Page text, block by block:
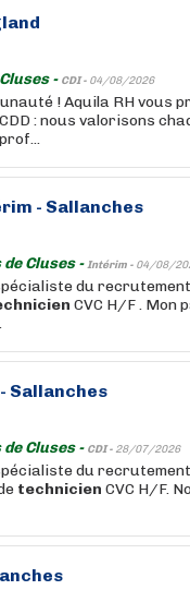
- CDI - 04/08/2026
! Aquila RH vous
: nous valorisons
- Sallanches
Cluses -Intérim - 04/08/
du
CVC H/F . Mon
- Sallanches
Cluses - CDI - 28/07/2026
du
technicien CVC H/F.